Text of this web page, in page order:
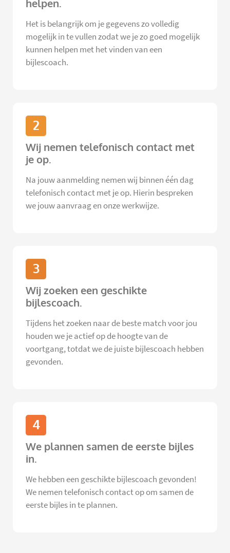
helpen.
Het is belangrijk om je gegevens zo volledig
mogelijk in te vullen zodat we je zo goed mogelijk
kunnen helpen met het vinden van een
bijlescoach.
2
Wij nemen telefonisch contact met
je op.
Na jouw aanmelding nemen wij binnen één dag
telefonisch contact met je op. Hierin bespreken
we jouw aanvraag en onze werkwijze.
3
Wij zoeken een geschikte
bijlescoach.
Tijdens het zoeken naar de beste match voor jou
houden we je actief op de hoogte van de
voortgang, totdat we de juiste bijlescoach hebben
gevonden.
4
We plannen samen de eerste bijles
in.
We hebben een geschikte bijlescoach gevonden!
We nemen telefonisch contact op om samen de
eerste bijles in te plannen.